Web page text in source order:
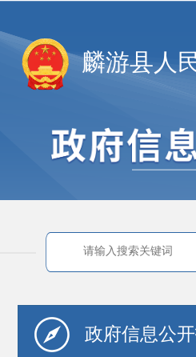
麟游县人
政府信息公